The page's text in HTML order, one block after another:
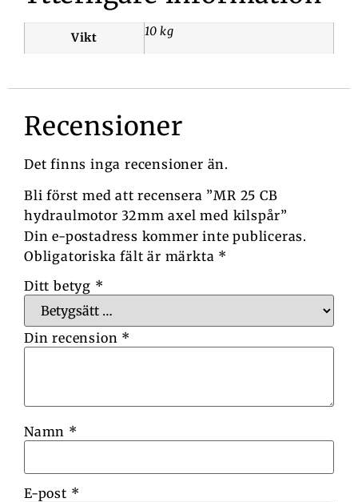
Vikt 10 kg
Recensioner
Det finns inga recensioner än.
Bli först med att recensera ”MR 25 CB
hydraulmotor 32mm axel med kilspår”
Din e-postadress kommer inte publiceras.
Obligatoriska fält är märkta *
Ditt betyg *
Din recension *
Namn *
E-post *